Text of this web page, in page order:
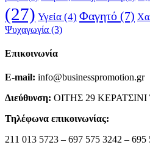
(27) Υγεία (4) Φαγητό (7)
Ψυχαγωγία (3)
Επικοινωνία
E-mail: info@businesspromotion.gr
Διεύθυνση: ΟΙΤΗΣ 29 ΚΕΡΑΤΣΙΝΙ
Τηλέφωνα επικοινωνίας:
211 013 5723 – 697 575 3242 – 695